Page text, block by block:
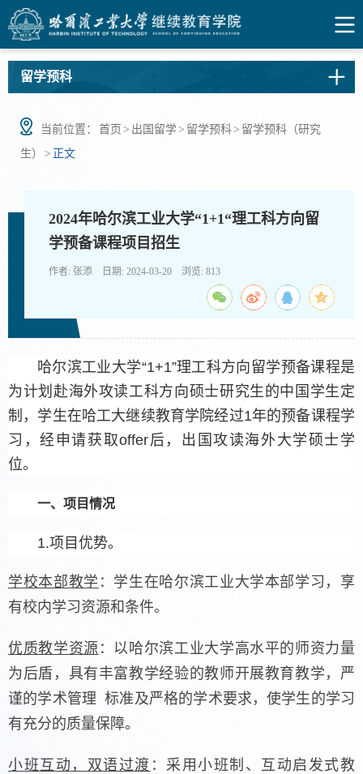
留学预科
当前位置： 首页 > 出国留学> 留学预科> 留学预科（研究
生）
> 正文
2024年哈尔滨工业大学“1+1“理工科方向留
学预备课程项目招生
作者: 张添 日期: 2024-03-20 浏览: 813
哈尔滨工业大学“1+1”理工科方向留学预备课程是
为计划赴海外攻读工科方向硕士研究生的中国学生定
制，学生在哈工大继续教育学院经过1年的预备课程学
习，经申请获取offer后，出国攻读海外大学硕士学
位。
一、项目情况
1.项目优势。
学校本部教学 ：学生在哈尔滨工业大学本部学习，享
有校内学习资源和条件。
优质教学资源 ：以哈尔滨工业大学高水平的师资力量
为后盾，具有丰富教学经验的教师开展教育教学，严
谨的学术管理 标准及严格的学术要求，使学生的学习
有充分的质量保障。
小班互动，双语过渡 ：采用小班制、互动启发式教